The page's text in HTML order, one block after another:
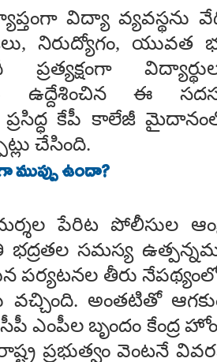
విద్యా వ్యవస్థను
నిరుద్యోగం, యువత
ప్రత్యక్షంగా
ఉద్దేశించిన ఈ
కేపీ కాలేజీ మైదానంలో
చేసింది.
ముప్పు ఉందా?
పేరిట పోలీసుల
భద్రతల సమస్య
పర్యటనల తీరు నేపథ్యంలో
అంతటితో
ఎంపీల బృందం కేంద్ర
ప్రభుత్వం వెంటనే